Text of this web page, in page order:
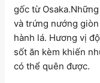
gốc từ
và trứng nướng
hành lá. Hương vị
sốt ăn kèm khiến
có thể quên được.